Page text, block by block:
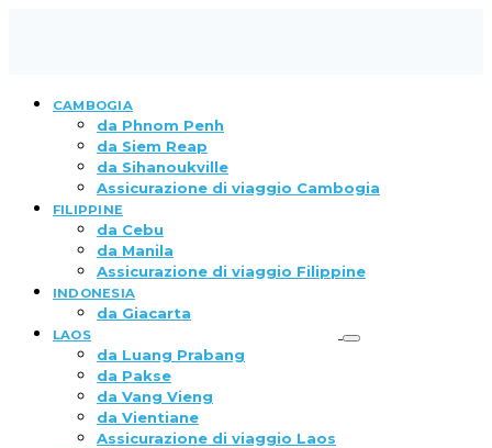
CAMBOGIA
da Phnom Penh
da Siem Reap
da Sihanoukville
Assicurazione di viaggio Cambogia
FILIPPINE
da Cebu
da Manila
Assicurazione di viaggio Filippine
INDONESIA
da Giacarta
LAOS
da Luang Prabang
da Pakse
da Vang Vieng
da Vientiane
Assicurazione di viaggio Laos